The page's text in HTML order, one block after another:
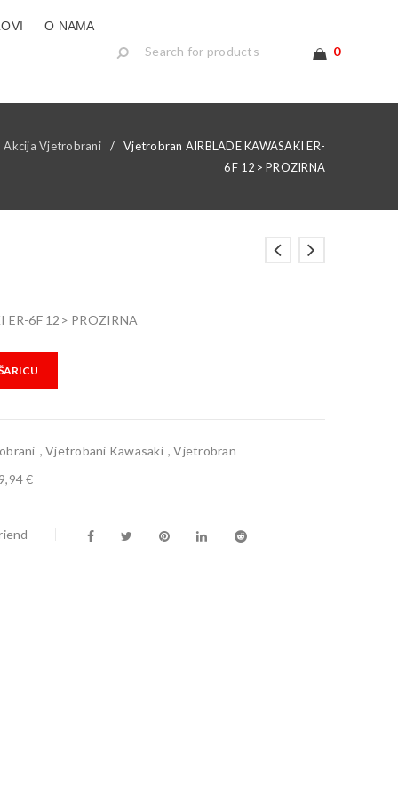
O NAMA
0
Akcija Vjetrobrani /
Vjetrobran AIRBLADE KAWASAKI ER-
6F 12> PROZIRNA
ER-6F 12> PROZIRNA
,Vjetrobani Kawasaki ,Vjetrobran
€